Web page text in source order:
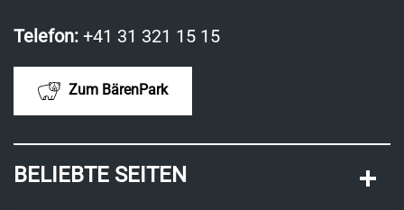
Telefon: +41 31 321 15 15
Zum BärenPark
BELIEBTE SEITEN